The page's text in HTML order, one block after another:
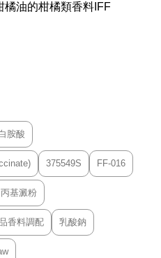
橘油的柑橘類香料IFF
胺酸
375549S FF-016
丙基澱粉
香料調配 乳酸鈉